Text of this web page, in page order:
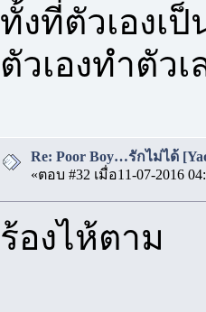
ทั้งที่ตัวเองเ
ตัวเองทำตัว
Re: Poor Boy…รักไม่ได้
«ตอบ #32 เมื่อ11-07-2016
ร้องไห้ตาม